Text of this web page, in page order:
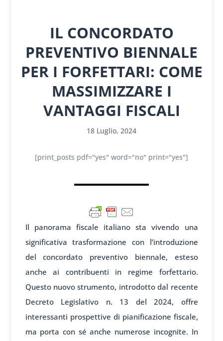
IL CONCORDATO
PREVENTIVO BIENNALE
PER I FORFETTARI: COME
MASSIMIZZARE I
VANTAGGI FISCALI
18 Luglio, 2024
[print_posts pdf="yes" word="no" print="yes"]
Il panorama fiscale italiano sta vivendo una
significativa trasformazione con l’introduzione
del concordato preventivo biennale, esteso
anche ai contribuenti in regime forfettario.
Questo nuovo strumento, introdotto dal recente
Decreto Legislativo n. 13 del 2024, offre
interessanti prospettive di pianificazione fiscale,
ma porta con sé anche numerose incognite. In